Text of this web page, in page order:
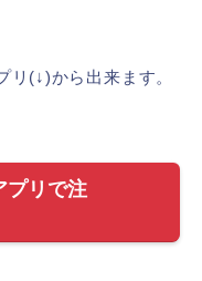
リ(↓)から出来ます。
リで注